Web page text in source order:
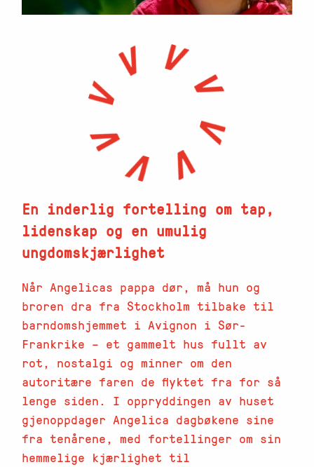
En inderlig fortelling om tap,
lidenskap og en umulig
ungdomskjærlighet
Når Angelicas pappa dør, må hun og
broren dra fra Stockholm tilbake til
barndomshjemmet i Avignon i Sør-
Frankrike – et gammelt hus fullt av
rot, nostalgi og minner om den
autoritære faren de flyktet fra for så
lenge siden. I oppryddingen av huset
gjenoppdager Angelica dagbøkene sine
fra tenårene, med fortellinger om sin
hemmelige kjærlighet til